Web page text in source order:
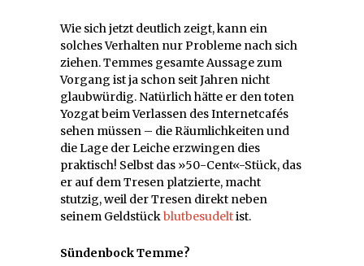
Wie sich jetzt deutlich zeigt, kann ein
solches Verhalten nur Probleme nach sich
ziehen. Temmes gesamte Aussage zum
Vorgang ist ja schon seit Jahren nicht
glaubwürdig. Natürlich hätte er den toten
Yozgat beim Verlassen des Internetcafés
sehen müssen – die Räumlichkeiten und
die Lage der Leiche erzwingen dies
praktisch! Selbst das »50-Cent«-Stück, das
er auf dem Tresen platzierte, macht
stutzig, weil der Tresen direkt neben
seinem Geldstückblutbesudeltist.
Sündenbock Temme?